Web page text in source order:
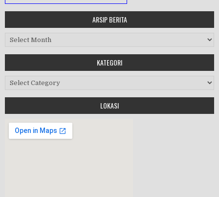
Workshop Perangkat 2019
HALAL BIHALAL
ARSIP BERITA
Arsip Berita
KATEGORI
Kategori
LOKASI